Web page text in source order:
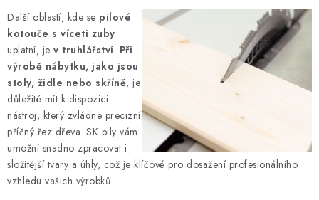
Další oblastí, kde se pilové
kotouče s víceti zuby
uplatní, je v truhlářství. Při
výrobě nábytku, jako jsou
stoly, židle nebo skříně, je
důležité mít k dispozici
nástroj, který zvládne precizní
příčný řez dřeva. SK pily vám
umožní snadno zpracovat i
složitější tvary a úhly, což je klíčové pro dosažení profesionálního
vzhledu vašich výrobků.